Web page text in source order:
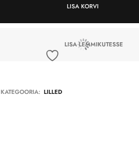
LISA KORVI
LISA LEMMIKUTESSE
KATEGOORIA: LILLED